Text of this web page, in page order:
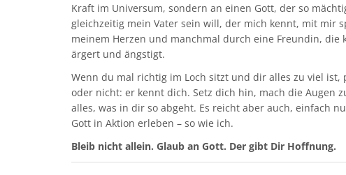
Kraft im Universum, sondern an einen Gott, der so
gleichzeitig mein Vater sein will, der mich kennt, mit mir
meinem Herzen und manchmal durch eine Freundin,
ärgert und ängstigt.
Wenn du mal richtig im Loch sitzt und dir alles zu viel ist,
oder nicht: er kennt dich. Setz dich hin, mach die Augen
alles, was in dir so abgeht. Es reicht aber auch, einfach
Gott in Aktion erleben – so wie ich.
Bleib nicht allein. Glaub an Gott. Der gibt Dir Hoffnung.